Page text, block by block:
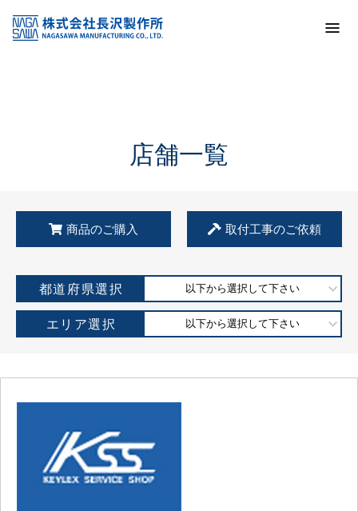
KSS加盟店・取扱店情報
店舗一覧
店舗一覧
商品のご購入 取付工事のご依頼
都道府県選択 以下から選択して下さい
エリア選択 以下から選択して下さい